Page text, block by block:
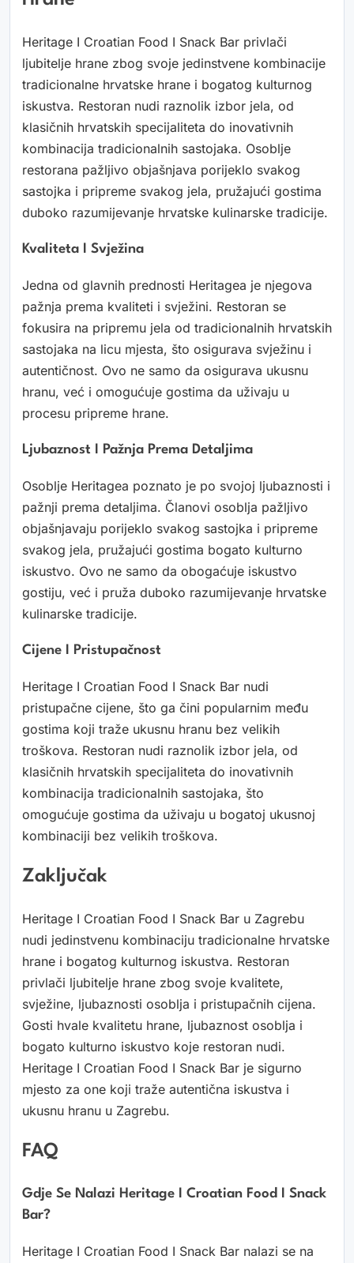
Heritage I Croatian Food I Snack Bar privlači
ljubitelje hrane zbog svoje jedinstvene kombinacije
tradicionalne hrvatske hrane i bogatog kulturnog
iskustva. Restoran nudi raznolik izbor jela, od
klasičnih hrvatskih specijaliteta do inovativnih
kombinacija tradicionalnih sastojaka. Osoblje
restorana pažljivo objašnjava porijeklo svakog
sastojka i pripreme svakog jela, pružajući gostima
duboko razumijevanje hrvatske kulinarske tradicije.
Kvaliteta I Svježina
Jedna od glavnih prednosti Heritagea je njegova
pažnja prema kvaliteti i svježini. Restoran se
fokusira na pripremu jela od tradicionalnih hrvatskih
sastojaka na licu mjesta, što osigurava svježinu i
autentičnost. Ovo ne samo da osigurava ukusnu
hranu, već i omogućuje gostima da uživaju u
procesu pripreme hrane.
Ljubaznost I Pažnja Prema Detaljima
Osoblje Heritagea poznato je po svojoj ljubaznosti i
pažnji prema detaljima. Članovi osoblja pažljivo
objašnjavaju porijeklo svakog sastojka i pripreme
svakog jela, pružajući gostima bogato kulturno
iskustvo. Ovo ne samo da obogaćuje iskustvo
gostiju, već i pruža duboko razumijevanje hrvatske
kulinarske tradicije.
Cijene I Pristupačnost
Heritage I Croatian Food I Snack Bar nudi
pristupačne cijene, što ga čini popularnim među
gostima koji traže ukusnu hranu bez velikih
troškova. Restoran nudi raznolik izbor jela, od
klasičnih hrvatskih specijaliteta do inovativnih
kombinacija tradicionalnih sastojaka, što
omogućuje gostima da uživaju u bogatoj ukusnoj
kombinaciji bez velikih troškova.
Zaključak
Heritage I Croatian Food I Snack Bar u Zagrebu
nudi jedinstvenu kombinaciju tradicionalne hrvatske
hrane i bogatog kulturnog iskustva. Restoran
privlači ljubitelje hrane zbog svoje kvalitete,
svježine, ljubaznosti osoblja i pristupačnih cijena.
Gosti hvale kvalitetu hrane, ljubaznost osoblja i
bogato kulturno iskustvo koje restoran nudi.
Heritage I Croatian Food I Snack Bar je sigurno
mjesto za one koji traže autentična iskustva i
ukusnu hranu u Zagrebu.
FAQ
Gdje Se Nalazi Heritage I Croatian Food I Snack
Bar?
Heritage I Croatian Food I Snack Bar nalazi se na